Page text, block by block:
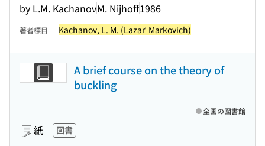
by L.M. KachanovM. Nijhoff1986
著者標目 Kachanov, L. M. (Lazarʹ Markovich)
A brief course on the theory of
buckling
紙 図書
全国の図書館